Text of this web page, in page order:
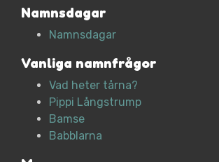
Namnsdagar
Namnsdagar
Vanliga namnfrågor
Vad heter tårna?
Pippi Långstrump
Bamse
Babblarna